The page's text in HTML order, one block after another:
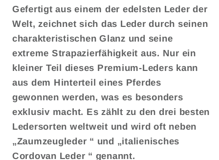
Gefertigt aus einem der edelsten Leder der
Welt, zeichnet sich das Leder durch seinen
charakteristischen Glanz und seine
extreme Strapazierfähigkeit aus. Nur ein
kleiner Teil dieses Premium-Leders kann
aus dem Hinterteil eines Pferdes
gewonnen werden, was es besonders
exklusiv macht. Es zählt zu den drei besten
Ledersorten weltweit und wird oft neben
„Zaumzeugleder “ und „italienisches
Cordovan Leder “ genannt.